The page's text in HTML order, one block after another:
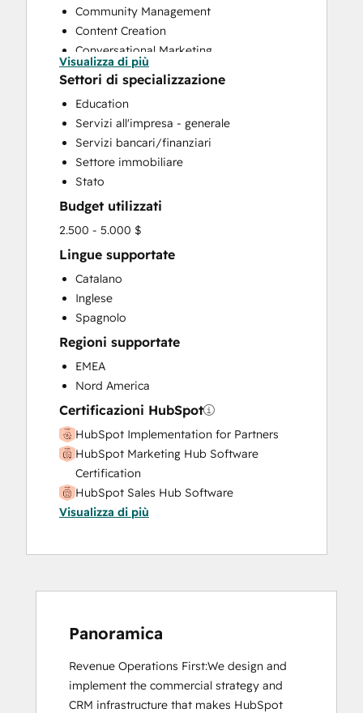
Community Management
Content Creation
Conversational Marketing
CRM Implementation
CRM Migration
Custom API Integrations
Customer Marketing
Email Marketing
Full Inbound Marketing Services
Paid Advertising
Programmable Automation
Sales and Marketing Alignment
Search Engine Optimization
Social Media
Video Production
Visualizza di più
Settori di specializzazione
Education
Servizi all'impresa - generale
Servizi bancari/finanziari
Settore immobiliare
Stato
Budget utilizzati
2.500 - 5.000 $
Lingue supportate
Catalano
Inglese
Spagnolo
Regioni supportate
EMEA
Nord America
Certificazioni HubSpot
HubSpot Implementation for Partners
HubSpot Marketing Hub Software
Certification
HubSpot Sales Hub Software
Certification
Inbound Marketing
Revenue Operations
Visualizza di più
Panoramica
Revenue Operations First:We design and
implement the commercial strategy and
CRM infrastructure that makes HubSpot